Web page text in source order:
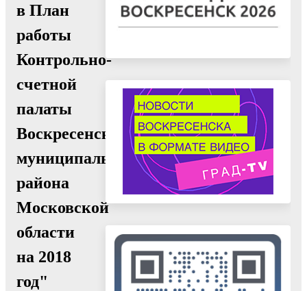
в План
работы
Контрольно-
счетной
палаты
Воскресенского
муниципального
района
Московской
области
на 2018
год"